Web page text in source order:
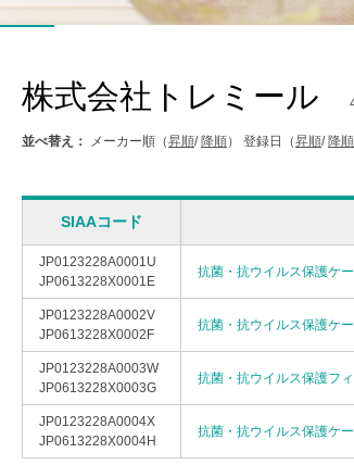
株式会社トレミール
並べ替え： メーカー順（昇順/ 降順） 登録日（昇順/ 降順
SIAAコード
JP0123228A0001U
JP0613228X0001E
抗菌・抗ウイルス保護ケ
JP0123228A0002V
JP0613228X0002F
抗菌・抗ウイルス保護ケ
JP0123228A0003W
JP0613228X0003G
抗菌・抗ウイルス保護フ
JP0123228A0004X
JP0613228X0004H
抗菌・抗ウイルス保護ケ